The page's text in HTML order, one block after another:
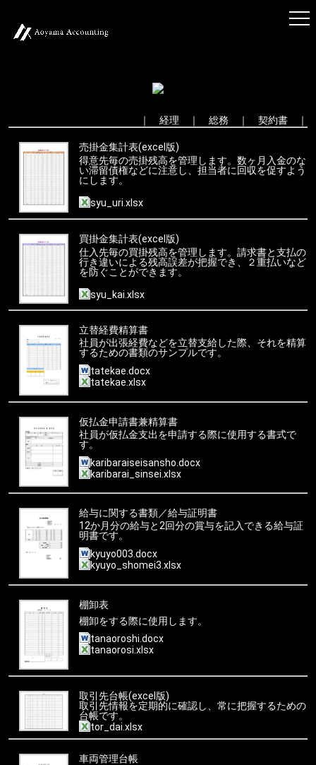
｜経理 ｜総務 ｜契約書 ｜
売掛金集計表(excel版)
得意先毎の売掛残高を管理します。数ヶ月入金のな
い滞留債権などに注意し、担当者に回収を促すよう
にします。
syu_uri.xlsx
買掛金集計表(excel版)
仕入先毎の買掛残高を管理します。請求書と支払の
行き違いによる残高誤差が把握でき、２重払いなど
を防ぐことができます。
syu_kai.xlsx
立替経費精算書
社員が出張経費などを立替支給した際、それを精算
するための書類のサンプルです。
tatekae.docx
tatekae.xlsx
仮払金申請書兼精算書
社員が仮払金支出を申請する際に使用する書式で
す。
karibaraiseisansho.docx
karibarai_sinsei.xlsx
給与に関する書類／給与証明書
12か月分の給与と2回分の賞与を記入できる給与証
明書です。
kyuyo003.docx
kyuyo_shomei3.xlsx
棚卸表
棚卸をする際に使用します。
tanaoroshi.docx
tanaorosi.xlsx
取引先台帳(excel版)
取引先情報を定期的に確認し、常に把握するための
台帳です。
tor_dai.xlsx
車両管理台帳